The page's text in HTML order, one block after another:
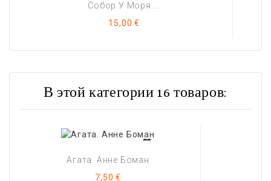
Собор У Моря....
Цена
15,00 €
В этой категории 16 товаров:
Агата. Анне Боман
Цена
7,50 €